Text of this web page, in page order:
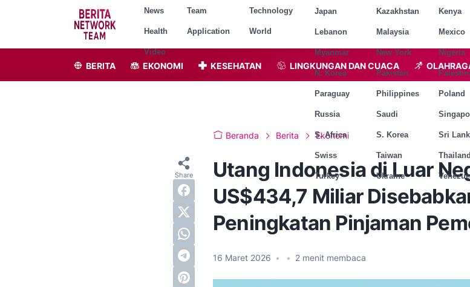
News Team Technology
Health Application World
Video
Japan Kazakhstan Kenya
Lebanon Malaysia Mexico
Myanmar New York Nigeria
N. Korea Pakistan
Paraguay Philippines Poland
Russia Saudi
S. Africa S. Korea Sri
Swiss Taiwan Thailand
Turkey Ukraine
BERITA EKONOMI KESEHATAN LINGKUNGAN DAN CUACA
Beranda Berita Ekonomi
Utang Indonesia di Luar
US$434,7 Miliar
Peningkatan Pinjaman
16 Maret 2026 • • 2 menit membaca